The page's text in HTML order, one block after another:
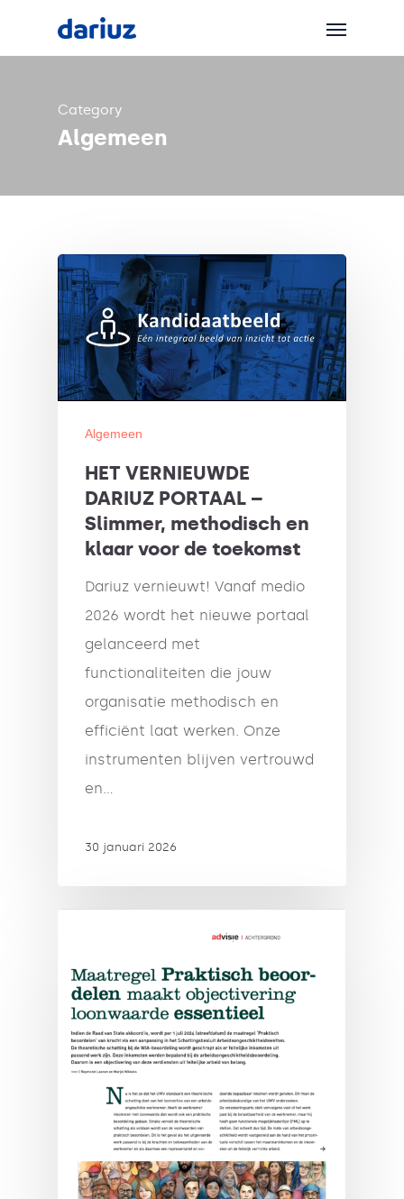
Category
Algemeen
Algemeen
HET VERNIEUWDE
DARIUZ PORTAAL –
Slimmer, methodisch en
klaar voor de toekomst
Dariuz vernieuwt! Vanaf medio
2026 wordt het nieuwe portaal
gelanceerd met
functionaliteiten die jouw
organisatie methodisch en
efficiënt laat werken. Onze
instrumenten blijven vertrouwd
en…
30 januari 2026